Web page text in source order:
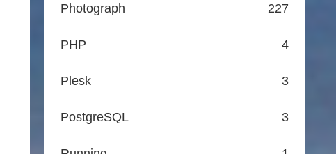
Photograph 227
PHP 4
Plesk 3
PostgreSQL 3